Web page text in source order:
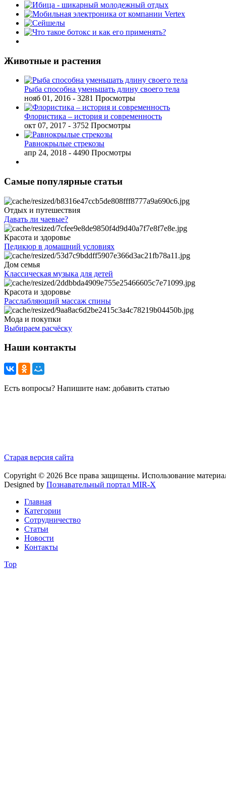
Животные и растения
Рыба способна уменьшать длину своего тела
нояб 01, 2016 - 3281 Просмотры
Флористика – история и современность
окт 07, 2017 - 3752 Просмотры
Равнокрылые стрекозы
апр 24, 2018 - 4490 Просмотры
Самые популярные статьи
Отдых и путешествия
Давать ли чаевые?
Красота и здоровье
Педикюр в домашний условиях
Дом семья
Классическая музыка для детей
Красота и здоровье
Расслабляющий массаж спины
Мода и покупки
Выбираем расчёску
Наши контакты
Есть вопросы? Напишите нам: добавить статью
Старая версия сайта
Copyright © 2026 Все права защищены. Использование
Designed by Познавательный портал MIR-X
Главная
Категории
Сотрудничество
Статьи
Новости
Контакты
Top